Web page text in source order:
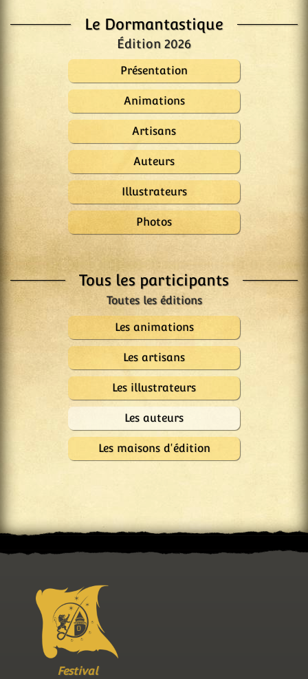
Le Dormantastique
Édition 2026
Présentation
Animations
Artisans
Auteurs
Illustrateurs
Photos
Tous les participants
Les animations
Les artisans
Les illustrateurs
Les auteurs
Les maisons d'édition
Festival